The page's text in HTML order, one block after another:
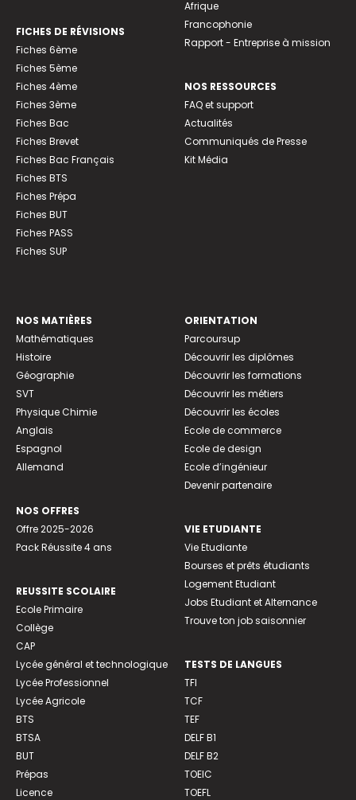
FICHES DE RÉVISIONS
Fiches 6ème
Fiches 5ème
Fiches 4ème
Fiches 3ème
Fiches Bac
Fiches Brevet
Fiches Bac Français
Fiches BTS
Fiches Prépa
Fiches BUT
Fiches PASS
Fiches SUP
Afrique
Francophonie
Rapport - Entreprise à mission
NOS RESSOURCES
FAQ et support
Actualités
Communiqués de Presse
Kit Média
NOS MATIÈRES
Mathématiques
Histoire
Géographie
SVT
Physique Chimie
Anglais
Espagnol
Allemand
NOS OFFRES
Offre 2025-2026
Pack Réussite 4 ans
REUSSITE SCOLAIRE
Ecole Primaire
Collège
CAP
Lycée général et technologique
Lycée Professionnel
Lycée Agricole
BTS
BTSA
BUT
Prépas
Licence
ORIENTATION
Parcoursup
Découvrir les diplômes
Découvrir les formations
Découvrir les métiers
Découvrir les écoles
Ecole de commerce
Ecole de design
Ecole d’ingénieur
Devenir partenaire
VIE ETUDIANTE
Vie Etudiante
Bourses et prêts étudiants
Logement Etudiant
Jobs Etudiant et Alternance
Trouve ton job saisonnier
TESTS DE LANGUES
TFI
TCF
TEF
DELF B1
DELF B2
TOEIC
TOEFL